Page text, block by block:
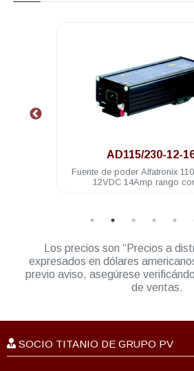
AD115/230-12-
Fuente de poder Alfatronix
12VDC 14Amp rango
Los precios son “Precios a
expresados en dólares
previo aviso, asegúrese
de ventas.
SOCIO TITANIO DE GRUPO PV